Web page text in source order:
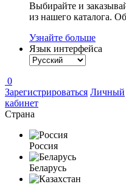
Выбирайте и
из нашего каталога.
Узнайте больше
Язык интерфейса
0
Зарегистрироваться Личный
кабинет
Страна
Россия
Беларусь